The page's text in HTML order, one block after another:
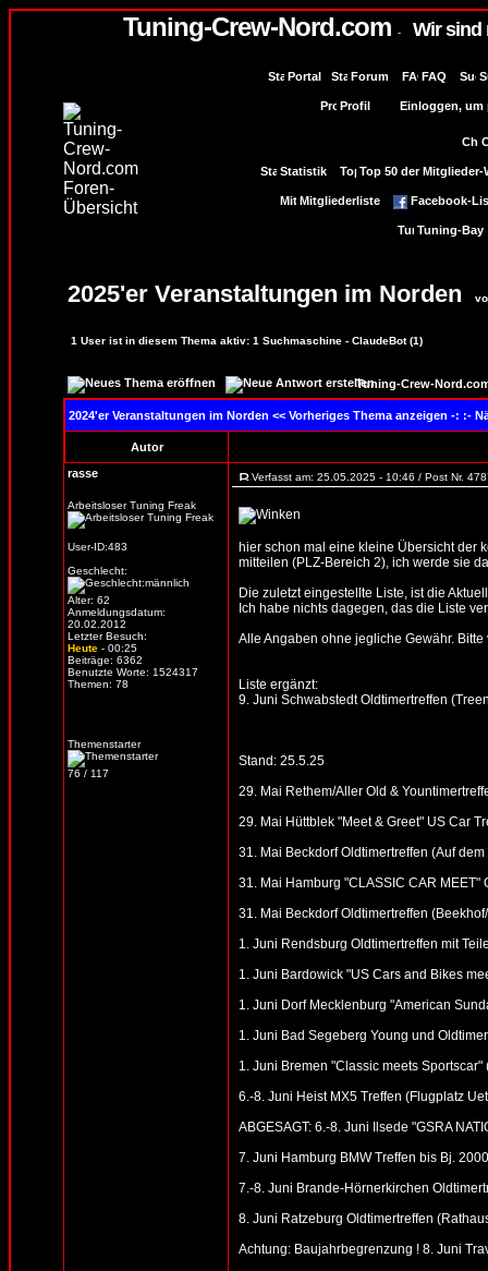
Tuning-Crew-Nord.com - Wir sind
Portal Forum FAQ
Profil Einloggen, um
Statistik Top 50 der Mitglieder-
Mitgliederliste Facebook-
Tuning-Bay
2025'er Veranstaltungen im Norden
1 User ist in diesem Thema aktiv: 1 Suchmaschine - ClaudeBot (1)
Tuning-Crew-
2024'er Veranstaltungen im Norden << Vorheriges Thema anzeigen -: :-
Autor
rasse
Arbeitsloser Tuning Freak
User-ID:483
Geschlecht:
Alter: 62
Anmeldungsdatum:
20.02.2012
Letzter Besuch:
Heute - 00:25
Beiträge: 6362
Benutzte Worte: 1524317
Themen: 78
Themenstarter
76 / 117
Verfasst am: 25.05.2025 - 10:46 / Post Nr.
hier schon mal eine kleine Übersicht der
mitteilen (PLZ-Bereich 2), ich werde sie
Die zuletzt eingestellte Liste, ist die
Ich habe nichts dagegen, das die Liste
Alle Angaben ohne jegliche Gewähr.
Liste ergänzt:
9. Juni Schwabstedt Oldtimertreffen
Stand: 25.5.25
29. Mai Rethem/Aller Old &
29. Mai Hüttblek "Meet & Greet" US Car
31. Mai Beckdorf Oldtimertreffen (Auf
31. Mai Hamburg "CLASSIC CAR MEET"
31. Mai Beckdorf Oldtimertreffen
1. Juni Rendsburg Oldtimertreffen mit
1. Juni Bardowick "US Cars and Bikes
1. Juni Dorf Mecklenburg "American
1. Juni Bad Segeberg Young und
1. Juni Bremen "Classic meets
6.-8. Juni Heist MX5 Treffen (Flugplatz
ABGESAGT: 6.-8. Juni Ilsede "GSRA
7. Juni Hamburg BMW Treffen bis Bj.
7.-8. Juni Brande-Hörnerkirchen
8. Juni Ratzeburg Oldtimertreffen
Achtung: Baujahrbegrenzung ! 8. Juni